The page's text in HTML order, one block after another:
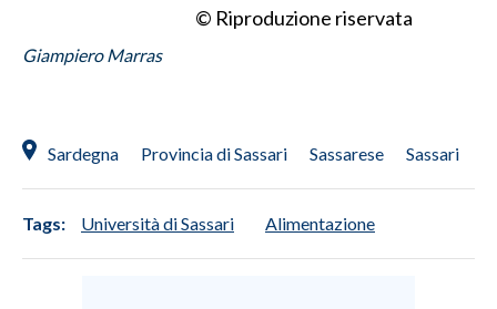
© Riproduzione riservata
Giampiero Marras
Sardegna Provincia di Sassari Sassarese Sassari
Tags: Università di Sassari Alimentazione